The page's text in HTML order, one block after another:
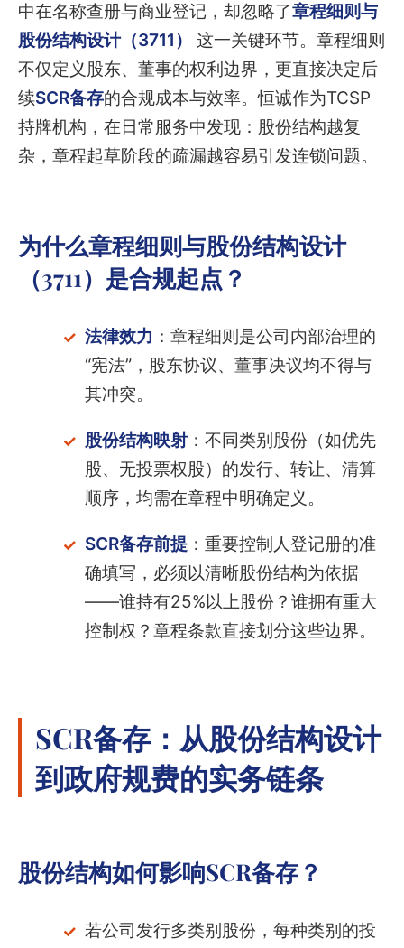
中在名称查册与商业登记，却忽略了章程细则与
股份结构设计（3711）
这一关键环节。章程细则
不仅定义股东、董事的权利边界，更直接决定后
续SCR备存的合规成本与效率。恒诚作为TCSP
持牌机构，在日常服务中发现：股份结构越复
杂，章程起草阶段的疏漏越容易引发连锁问题。
为什么章程细则与股份结构设计
（3711）是合规起点？
法律效力 ：章程细则是公司内部治理的
“宪法”，股东协议、董事决议均不得与
其冲突。
股份结构映射：不同类别股份（如优先
股、无投票权股）的发行、转让、清算
顺序，均需在章程中明确定义。
SCR备存前提：重要控制人登记册的准
确填写，必须以清晰股份结构为依据
——谁持有25%以上股份？谁拥有重大
控制权？章程条款直接划分这些边界。
SCR备存：从股份结构设计
到政府规费的实务链条
股份结构如何影响SCR备存？
若公司发行多类别股份，每种类别的投